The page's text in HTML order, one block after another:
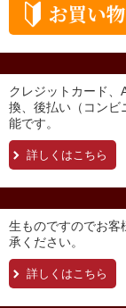
クレジットカード、
換、後払い（コンビ
能です。
詳しくはこちら
生ものですのでお客
承ください。
詳しくはこちら